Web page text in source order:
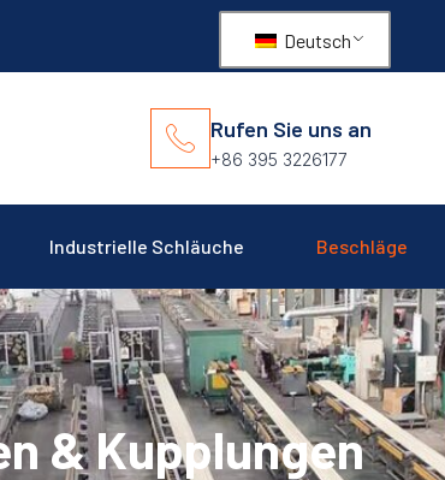
Deutsch
Rufen Sie uns an
+86 395 3226177
Industrielle Schläuche Beschläge
& Kupplungen